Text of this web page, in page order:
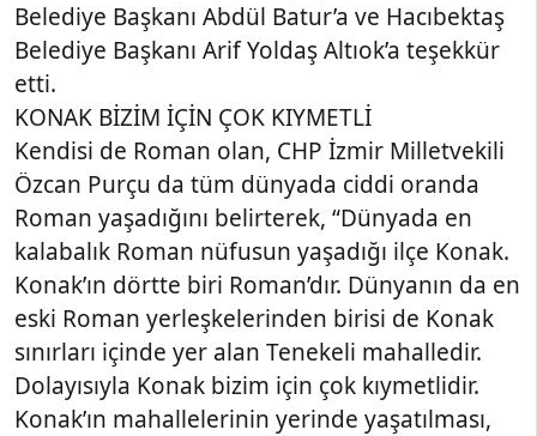
Belediye Başkanı Abdül Batur’a ve Hacıbektaş
Belediye Başkanı Arif Yoldaş Altıok’a teşekkür
etti.
KONAK BİZİM İÇİN ÇOK KIYMETLİ
Kendisi de Roman olan, CHP İzmir Milletvekili
Özcan Purçu da tüm dünyada ciddi oranda
Roman yaşadığını belirterek, “Dünyada en
kalabalık Roman nüfusun yaşadığı ilçe Konak.
Konak’ın dörtte biri Roman’dır. Dünyanın da en
eski Roman yerleşkelerinden birisi de Konak
sınırları içinde yer alan Tenekeli mahalledir.
Dolayısıyla Konak bizim için çok kıymetlidir.
Konak’ın mahallelerinin yerinde yaşatılması,